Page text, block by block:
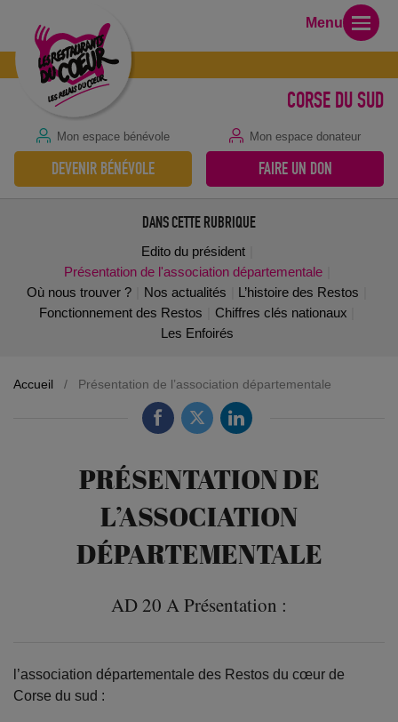
CORSE DU SUD
Mon espace bénévole Mon espace donateur
DEVENIR BÉNÉVOLE FAIRE UN DON
Menu
DANS CETTE RUBRIQUE
Edito du président
Présentation de l'association départementale
Où nous trouver ?
Nos actualités
L’histoire des Restos
Fonctionnement des Restos
Chiffres clés nationaux
Les Enfoirés
Accueil / Présentation de l’association départementale
PRÉSENTATION DE
L’ASSOCIATION
DÉPARTEMENTALE
AD 20 A Présentation :
l’association départementale des Restos du cœur de
Corse du sud :